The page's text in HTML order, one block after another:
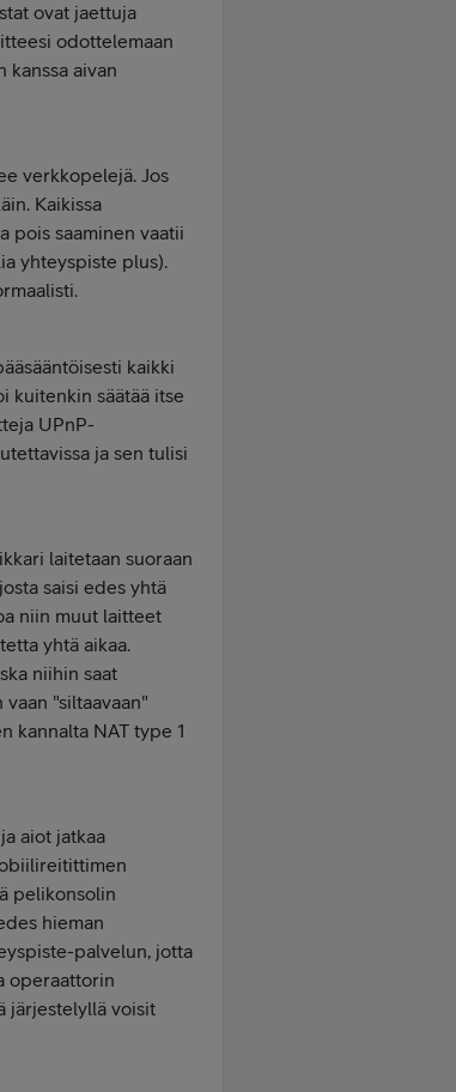
ovat jaettuja
odottelemaan
kanssa aivan
verkkopelejä. Jos
Kaikissa
pois saaminen vaatii
yhteyspiste plus).
kaikki
kuitenkin säätää itse
UPnP-
ja sen tulisi
laitetaan suoraan
saisi edes yhtä
niin muut laitteet
yhtä aikaa.
niihin saat
"siltaavaan"
kannalta NAT type 1
aiot jatkaa
pelikonsolin
hieman
palvelun, jotta
operaattorin
järjestelyllä voisit